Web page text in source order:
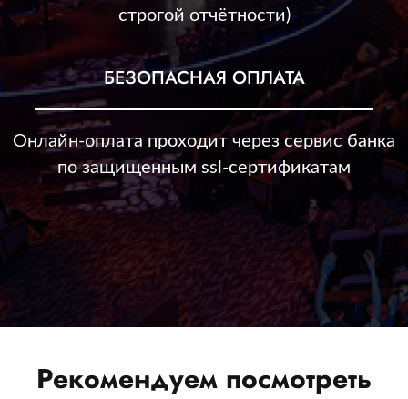
строгой отчётности)
БЕЗОПАСНАЯ ОПЛАТА
Онлайн-оплата проходит через сервис банка
по защищенным ssl-сертификатам
Рекомендуем посмотреть